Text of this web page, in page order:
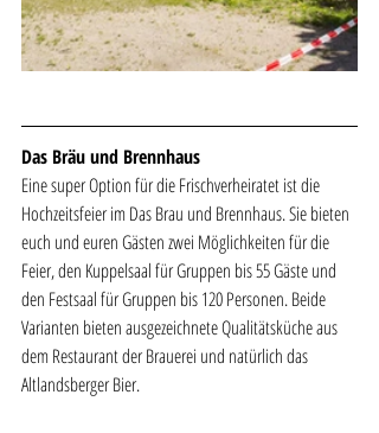
Das Bräu und Brennhaus
Eine super Option für die Frischverheiratet ist die
Hochzeitsfeier im Das Brau und Brennhaus. Sie bieten
euch und euren Gästen zwei Möglichkeiten für die
Feier, den Kuppelsaal für Gruppen bis 55 Gäste und
den Festsaal für Gruppen bis 120 Personen. Beide
Varianten bieten ausgezeichnete Qualitätsküche aus
dem Restaurant der Brauerei und natürlich das
Altlandsberger Bier.